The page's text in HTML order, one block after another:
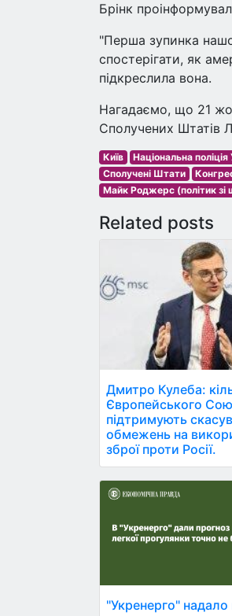
Брінк
"Перша зупинка
спостерігати, як
підкреслила вона.
Нагадаємо, що 21
Сполучених Штатів
Київ Національна поліція
Сполучені Штати
Майк Роджерс (політик зі
Related posts
Дмитро Кулеба:
Європейського
підтримують
обмежень на
зброї проти Росії.
"Укренерго" надало